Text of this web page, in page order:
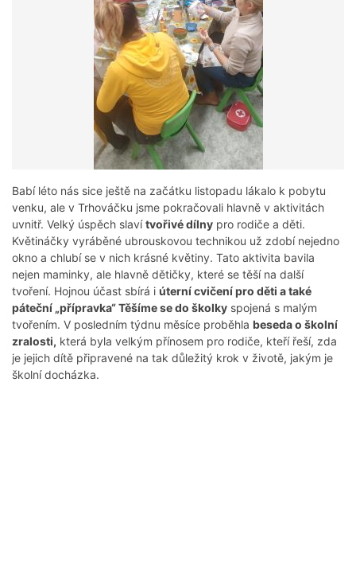
Babí léto nás sice ještě na začátku listopadu lákalo k pobytu
venku, ale v Trhováčku jsme pokračovali hlavně v aktivitách
uvnitř. Velký úspěch slavítvořivé dílny pro rodiče a děti.
Květináčky vyráběné ubrouskovou technikou už zdobí nejedno
okno a chlubí se v nich krásné květiny. Tato aktivita bavila
nejen maminky, ale hlavně dětičky, které se těší na další
tvoření. Hojnou účast sbírá i úterní cvičení pro děti a také
páteční „přípravka“ Těšíme se do školky spojená s malým
tvořením. V posledním týdnu měsíce proběhla beseda o školní
zralosti, která byla velkým přínosem pro rodiče, kteří řeší, zda
je jejich dítě připravené na tak důležitý krok v životě, jakým je
školní docházka.